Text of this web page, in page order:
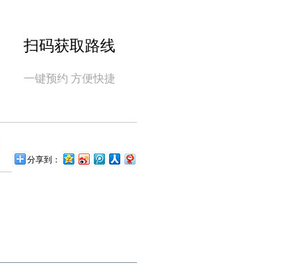
扫码获取路线
一键预约 方便快捷
分享到：